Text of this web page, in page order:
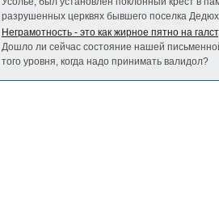
разрушенных церквях бывшего поселка
Неграмотность - это как жирное пятно на
Дошло ли сейчас состояние нашей
того уровня, когда надо принимать валидол?